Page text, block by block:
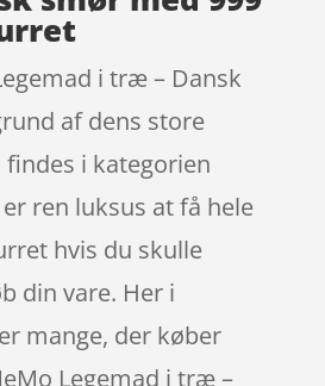
i træ – Dansk
af dens store
i kategorien
ren luksus at få hele
hvis du skulle
din vare. Her i
mange, der køber
Legemad i træ –